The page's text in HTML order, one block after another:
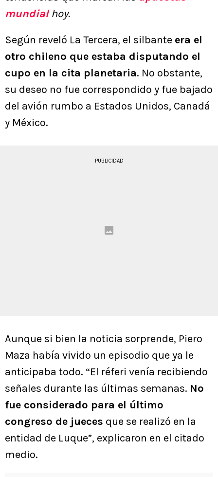
mundialhoy.
Según reveló La Tercera, el silbante era el
otro chileno que estaba disputando el
cupo en la cita planetaria. No obstante,
su deseo no fue correspondido y fue bajado
del avión rumbo a Estados Unidos, Canadá
y México.
PUBLICIDAD
Aunque si bien la noticia sorprende, Piero
Maza había vivido un episodio que ya le
anticipaba todo. “El réferi venía recibiendo
señales durante las últimas semanas. No
fue considerado para el último
congreso de jueces que se realizó en la
entidad de Luque”, explicaron en el citado
medio.